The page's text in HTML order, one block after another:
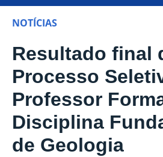
NOTÍCIAS
Resultado final
Processo
Professor
Disciplina
de Geologia